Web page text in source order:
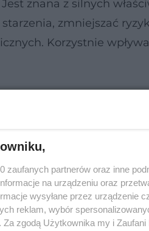
Jest znana z silnych
zmniejszać
Korzystnie
zaufanych partnerów oraz inne
na urządzeniu oraz
wysyłane przez urządzenie
reklam, wybór
Za zgodą Użytkownika my i